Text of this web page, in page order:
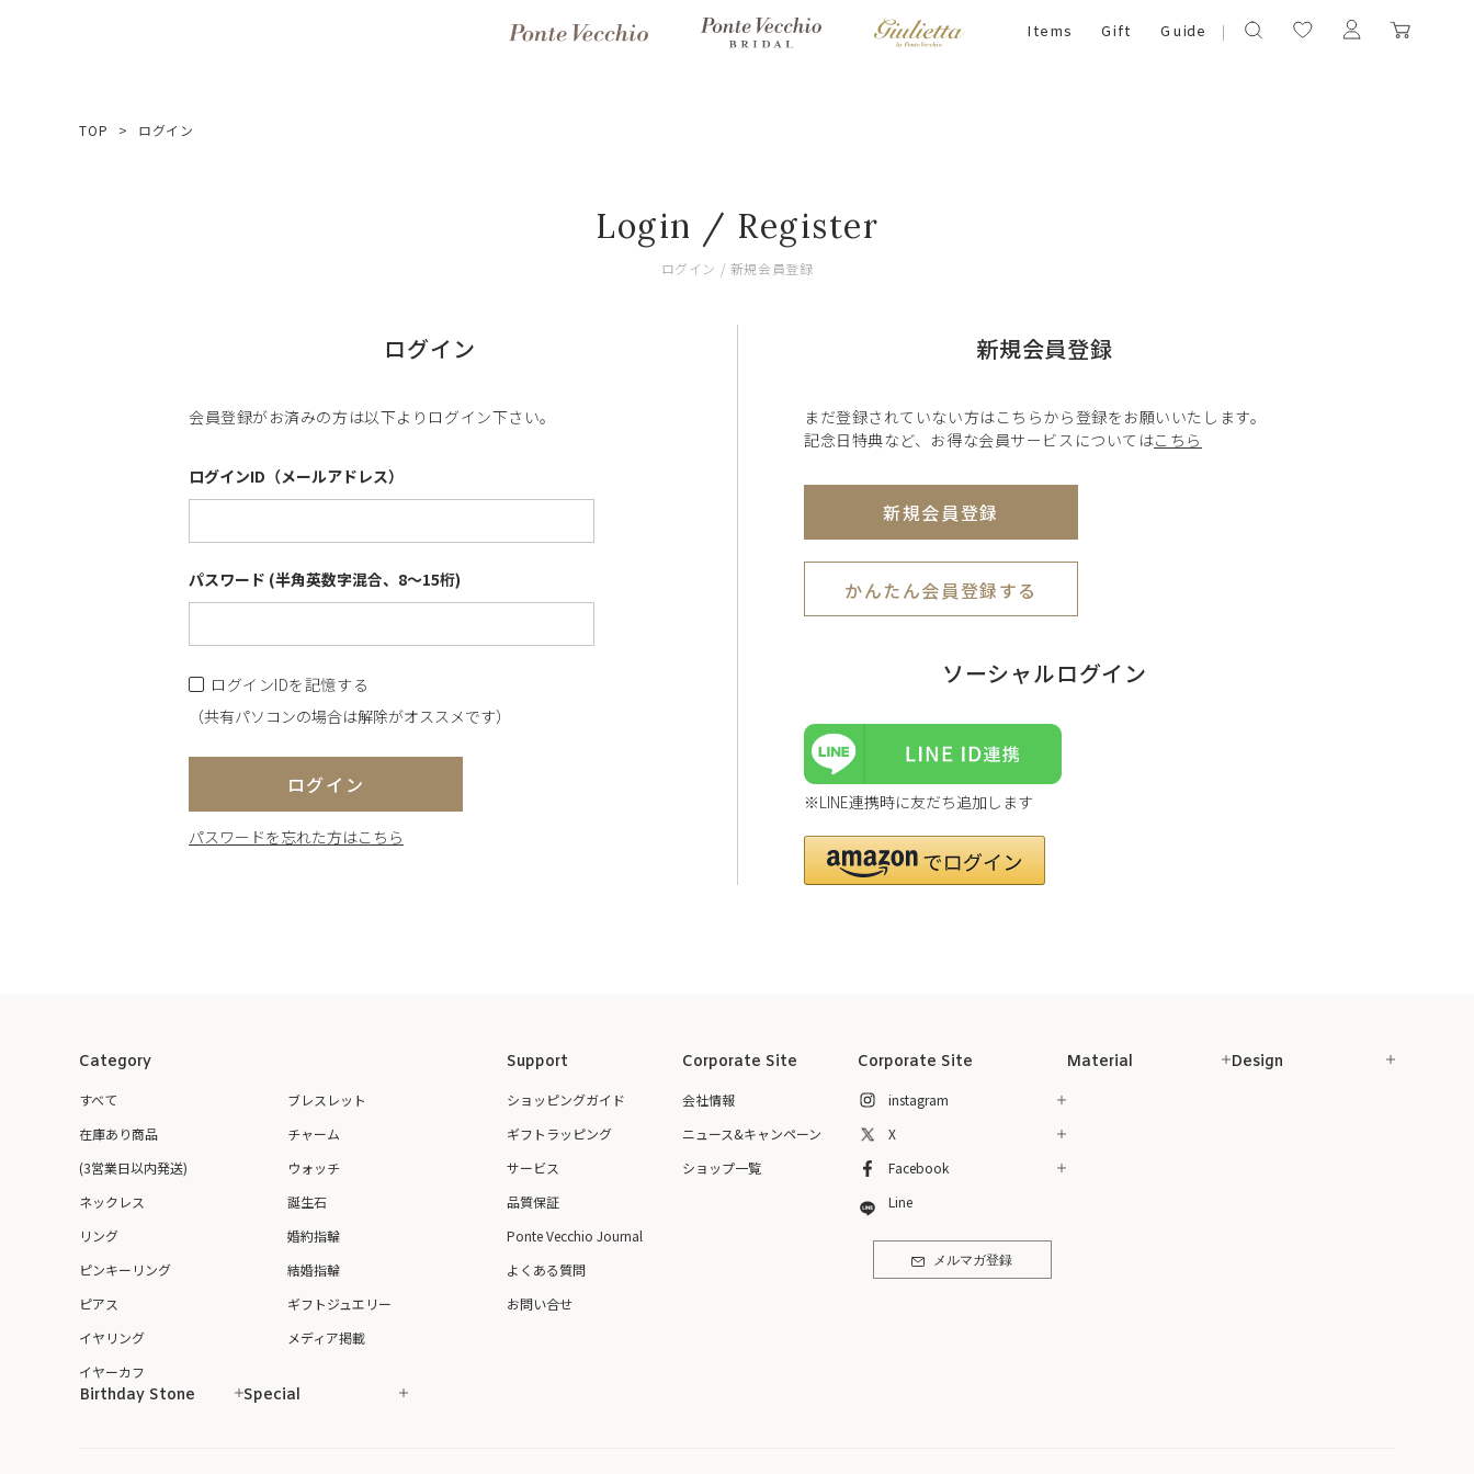
Items Gift Guide
TOP ログイン
Login / Register
ログイン / 新規会員登録
ログイン
会員登録がお済みの方は以下よりログイン下さい。
ログインID（メールアドレス）
パスワード (半角英数字混合、8～15桁)
ログインIDを記憶する
（共有パソコンの場合は解除がオススメです）
ログイン
パスワードを忘れた方はこちら
新規会員登録
まだ登録されていない方はこちらから登録をお願いいたします。
記念日特典など、お得な会員サービスについてはこちら
新規会員登録
かんたん会員登録する
ソーシャルログイン
※LINE連携時に友だち追加します
Category
すべて
在庫あり商品
(3営業日以内発送)
ネックレス
リング
ピンキーリング
ピアス
イヤリング
イヤーカフ
ブレスレット
チャーム
ウォッチ
誕生石
婚約指輪
結婚指輪
ギフトジュエリー
メディア掲載
Support
ショッピングガイド
ギフトラッピング
サービス
品質保証
Ponte Vecchio Journal
よくある質問
お問い合せ
Corporate Site
会社情報
ニュース&キャンペーン
ショップ一覧
Corporate Site
instagram
X
Facebook
Line
メルマガ登録
Material Design
Birthday Stone Special